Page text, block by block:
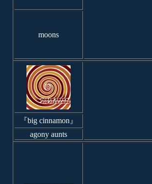
moons
『big cinnamon』
agony aunts